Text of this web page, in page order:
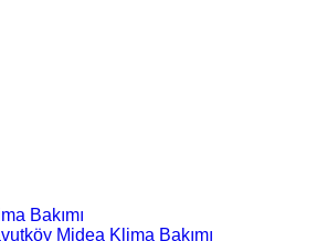
Bakımı
Midea Klima Bakımı